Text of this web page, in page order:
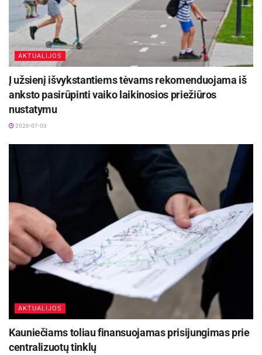
AKTUALIJOS
Į užsienį išvykstantiems tėvams rekomenduojama iš
anksto pasirūpinti vaiko laikinosios priežiūros
nustatymu
2026-07-03
AKTUALIJOS
Kauniečiams toliau finansuojamas prisijungimas prie
centralizuotų tinklų